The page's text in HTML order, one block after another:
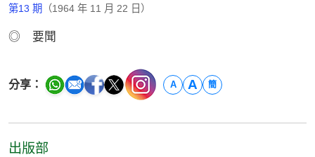
第13 期 （1964 年 11 月 22 日）
◎ 要聞
分享： A A 簡
出版部